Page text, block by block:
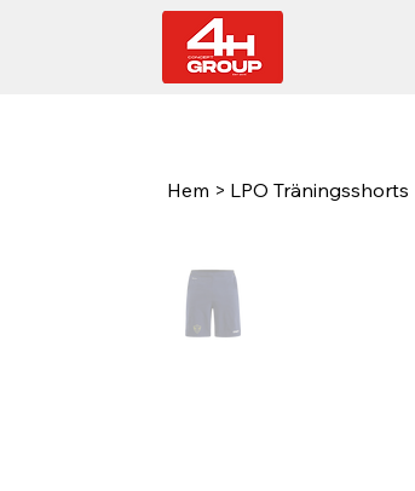
Hem > LPO Träningsshorts